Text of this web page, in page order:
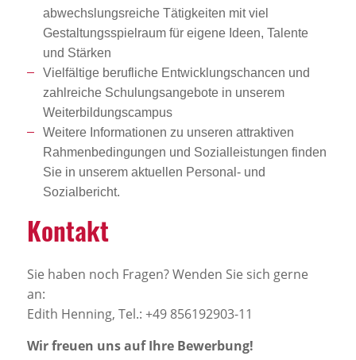
abwechslungsreiche Tätigkeiten mit viel
Gestaltungsspielraum für eigene Ideen, Talente
und Stärken
Vielfältige berufliche Entwicklungschancen und
zahlreiche Schulungsangebote in unserem
Weiterbildungscampus
Weitere Informationen zu unseren attraktiven
Rahmenbedingungen und Sozialleistungen finden
Sie in unserem aktuellen Personal- und
Sozialbericht.
Kontakt
Sie haben noch Fragen? Wenden Sie sich gerne
an:
Edith Henning, Tel.: +49 856192903-11
Wir freuen uns auf Ihre Bewerbung!